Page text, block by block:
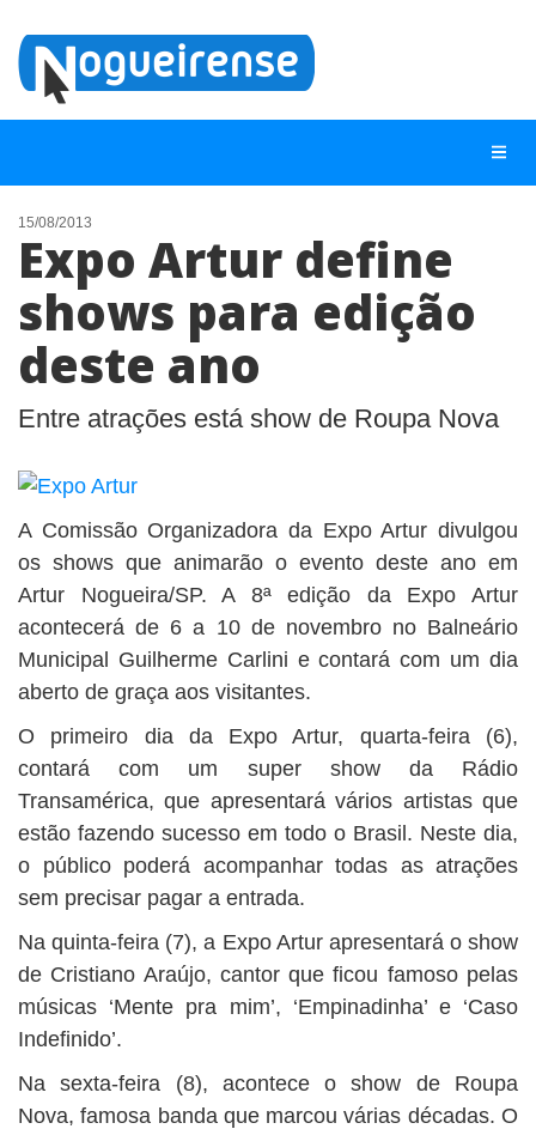
NOTÍCIAS
LISTA DIGITAL
TELEFONES ÚTEIS
ANUNCIE
BUSCAR
15/08/2013
Expo Artur define
shows para edição
deste ano
Entre atrações está show de Roupa Nova
A Comissão Organizadora da Expo Artur divulgou
os shows que animarão o evento deste ano em
Artur Nogueira/SP. A 8ª edição da Expo Artur
acontecerá de 6 a 10 de novembro no Balneário
Municipal Guilherme Carlini e contará com um dia
aberto de graça aos visitantes.
O primeiro dia da Expo Artur, quarta-feira (6),
contará com um super show da Rádio
Transamérica, que apresentará vários artistas que
estão fazendo sucesso em todo o Brasil. Neste dia,
o público poderá acompanhar todas as atrações
sem precisar pagar a entrada.
Na quinta-feira (7), a Expo Artur apresentará o show
de Cristiano Araújo, cantor que ficou famoso pelas
músicas ‘Mente pra mim’, ‘Empinadinha’ e ‘Caso
Indefinido’.
Na sexta-feira (8), acontece o show de Roupa
Nova, famosa banda que marcou várias décadas. O